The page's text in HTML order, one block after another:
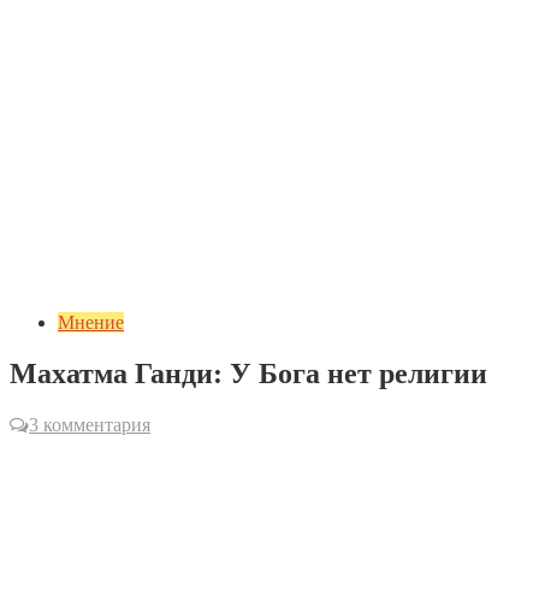
Мнение
Махатма Ганди: У Бога нет религии
3 комментария